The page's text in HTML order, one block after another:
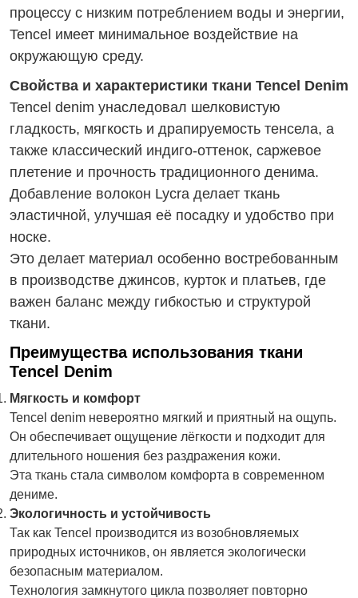
процессу с низким потреблением воды и энергии,
Tencel имеет минимальное воздействие на
окружающую среду.
Свойства и характеристики ткани Tencel Denim
Tencel denim унаследовал шелковистую
гладкость, мягкость и драпируемость тенсела, а
также классический индиго-оттенок, саржевое
плетение и прочность традиционного денима.
Добавление волокон Lycra делает ткань
эластичной, улучшая её посадку и удобство при
носке.
Это делает материал особенно востребованным
в производстве джинсов, курток и платьев, где
важен баланс между гибкостью и структурой
ткани.
Преимущества использования ткани
Tencel Denim
Мягкость и комфорт
Tencel denim невероятно мягкий и приятный на ощупь.
Он обеспечивает ощущение лёгкости и подходит для
длительного ношения без раздражения кожи.
Эта ткань стала символом комфорта в современном
дениме.
Экологичность и устойчивость
Так как Tencel производится из возобновляемых
природных источников, он является экологически
безопасным материалом.
Технология замкнутого цикла позволяет повторно